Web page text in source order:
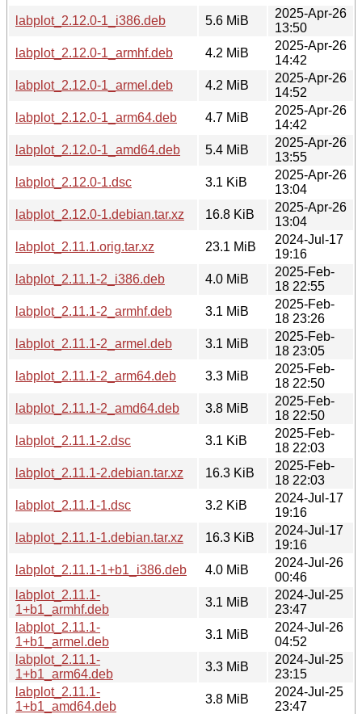
labplot_2.12.0-1_i386.deb
5.6 MiB
2025-Apr-26
13:50
labplot_2.12.0-1_armhf.deb
4.2 MiB
2025-Apr-26
14:42
labplot_2.12.0-1_armel.deb
4.2 MiB
2025-Apr-26
14:52
labplot_2.12.0-1_arm64.deb
4.7 MiB
2025-Apr-26
14:42
labplot_2.12.0-1_amd64.deb
5.4 MiB
2025-Apr-26
13:55
labplot_2.12.0-1.dsc
3.1 KiB
2025-Apr-26
13:04
labplot_2.12.0-1.debian.tar.xz
16.8 KiB
2025-Apr-26
13:04
labplot_2.11.1.orig.tar.xz
23.1 MiB
2024-Jul-17
19:16
labplot_2.11.1-2_i386.deb
4.0 MiB
2025-Feb-
18 22:55
labplot_2.11.1-2_armhf.deb
3.1 MiB
2025-Feb-
18 23:26
labplot_2.11.1-2_armel.deb
3.1 MiB
2025-Feb-
18 23:05
labplot_2.11.1-2_arm64.deb
3.3 MiB
2025-Feb-
18 22:50
labplot_2.11.1-2_amd64.deb
3.8 MiB
2025-Feb-
18 22:50
labplot_2.11.1-2.dsc
3.1 KiB
2025-Feb-
18 22:03
labplot_2.11.1-2.debian.tar.xz
16.3 KiB
2025-Feb-
18 22:03
labplot_2.11.1-1.dsc
3.2 KiB
2024-Jul-17
19:16
labplot_2.11.1-1.debian.tar.xz
16.3 KiB
2024-Jul-17
19:16
labplot_2.11.1-1+b1_i386.deb
4.0 MiB
2024-Jul-26
00:46
labplot_2.11.1-
1+b1_armhf.deb
3.1 MiB
2024-Jul-25
23:47
labplot_2.11.1-
1+b1_armel.deb
3.1 MiB
2024-Jul-26
04:52
labplot_2.11.1-
1+b1_arm64.deb
3.3 MiB
2024-Jul-25
23:15
labplot_2.11.1-
1+b1_amd64.deb
3.8 MiB
2024-Jul-25
23:47